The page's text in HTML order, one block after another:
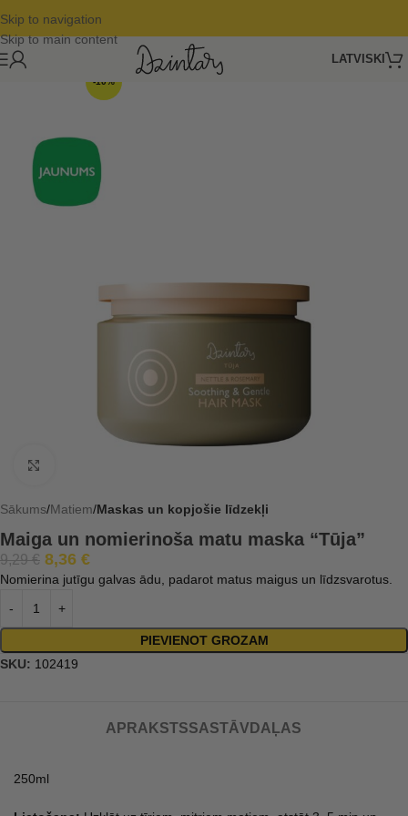
Skip to navigation
Skip to main content
LATVISKI
-10%
Sākums Matiem Maskas un kopjošie līdzekļi
Maiga un nomierinoša matu maska “Tūja”
9,29€ 8,36 €
Nomierina jutīgu galvas ādu, padarot matus maigus un līdzsvarotus.
PIEVIENOT GROZAM
SKU: 102419
APRAKSTSSASTĀVDAĻAS
250ml